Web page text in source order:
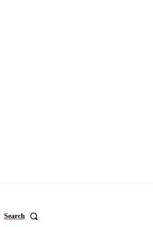
Search